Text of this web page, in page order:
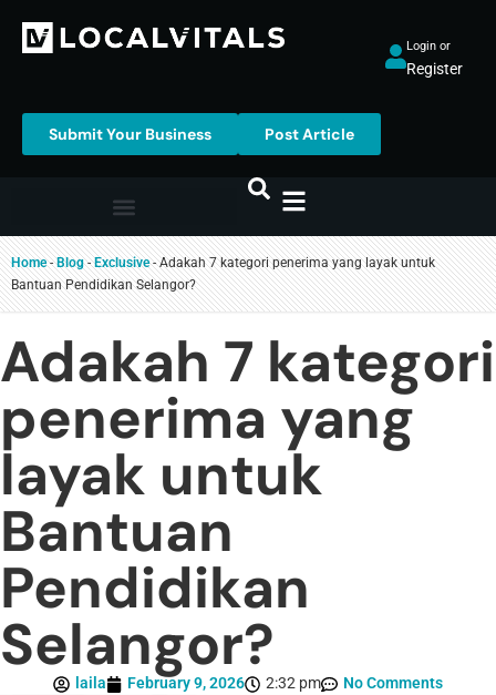
Login or
Register
Submit Your Business Post Article
Home-Blog-Exclusive-Adakah 7 kategori penerima yang layak untuk
Bantuan Pendidikan Selangor?
Adakah 7 kategori
penerima yang
layak untuk
Bantuan
Pendidikan
Selangor?
laila February 9, 2026 2:32 pm No Comments